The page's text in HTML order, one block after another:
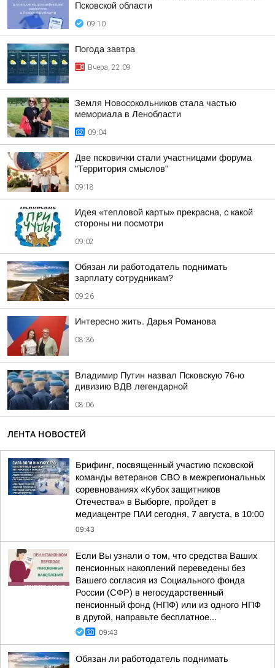
Псковской области
09:10
Погода завтра
Вчера, 22:09
Земля Новосокольников стала частью
мемориала в Ленобласти
09:04
Две псковички стали участницами форума
"Территория смыслов"
09:18
Идея «тепловой карты» прекрасна, с какой
стороны ни посмотри
09:02
Обязан ли работодатель поднимать
зарплату сотрудникам?
09:26
Интересно жить. Дарья Романова
08:36
Владимир Путин назвал Псковскую 76-ю
дивизию ВДВ легендарной
08:06
ЛЕНТА НОВОСТЕЙ
Брифинг, посвященный участию псковской
команды ветеранов СВО в межрегиональных
соревнованиях «Кубок защитников
Отечества» в Выборге, пройдет в
медиацентре ПАИ сегодня, 7 августа, в 10:00
09:43
Если Вы узнали о том, что средства Ваших
пенсионных накоплений переведены без
Вашего согласия из Социального фонда
России (СФР) в негосударственный
пенсионный фонд (НПФ) или из одного НПФ
в другой, направьте бесплатное...
09:43
Обязан ли работодатель поднимать